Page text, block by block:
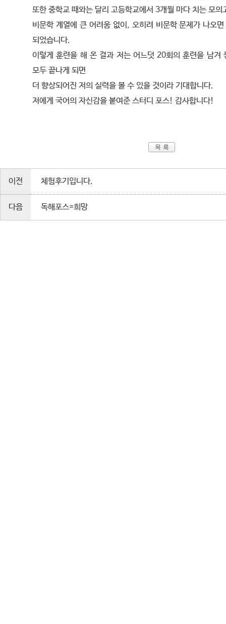
또한 중학교 때와는 달리 고등학교에서 3개월 마다 치는 모의
비문학 계열에 큰 어려움 없이, 오히려 비문학 문제가 나오
되었습니다.
이렇게 훈련을 해 온 결과 저는 어느덧 20회의 훈련을 남겨
모두 끝나게 되면
더 향상되어진 저의 실력을 볼 수 있을 것이라 기대합니다.
저에게 국어의 자신감을 붙여준 스터디 포스! 감사합니다!
이전 체험후기입니다.
다음 독해포스=희망